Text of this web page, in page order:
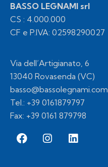
BASSO LEGNAMI srl
CS : 4.000.000
CF e P.IVA: 02598290027
Via dell’Artigianato, 6
13040 Rovasenda (VC)
basso@bassolegnami.com
Tel.: +39 0161879797
Fax: +39 0161 879798